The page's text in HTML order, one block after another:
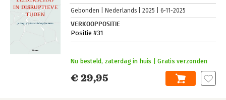
Gebonden Nederlands 2025 6-11-2025
VERKOOPPOSITIE
Positie #31
€ 29,95
Nu besteld, zaterdag in huis | Gratis verzonden